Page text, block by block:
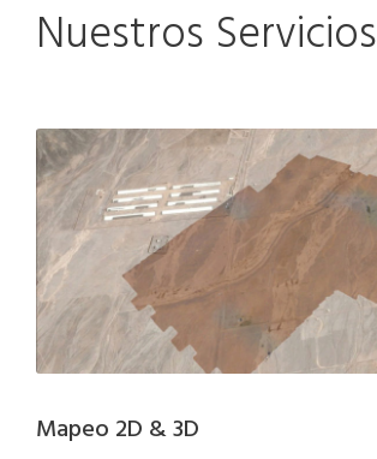
Nuestros Servicios
Mapeo 2D & 3D